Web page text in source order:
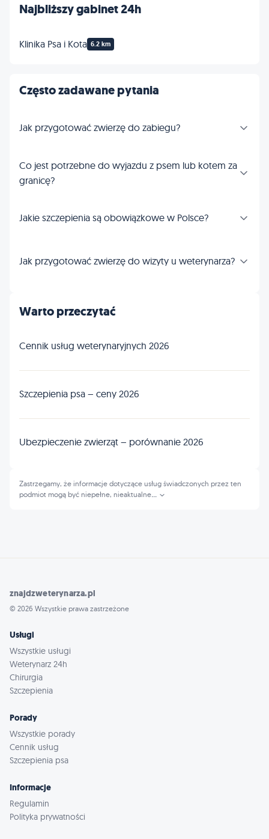
Najbliższy gabinet 24h
Klinika Psa i Kota 6.2 km
Często zadawane pytania
Jak przygotować zwierzę do zabiegu?
Co jest potrzebne do wyjazdu z psem lub kotem za
granicę?
Jakie szczepienia są obowiązkowe w Polsce?
Jak przygotować zwierzę do wizyty u weterynarza?
Warto przeczytać
Cennik usług weterynaryjnych 2026
Szczepienia psa – ceny 2026
Ubezpieczenie zwierząt – porównanie 2026
Zastrzegamy, że informacje dotyczące usług świadczonych przez ten
podmiot mogą być niepełne, nieaktualne
znajdzweterynarza.pl
© 2026 Wszystkie prawa zastrzeżone
Usługi
Wszystkie usługi
Weterynarz 24h
Chirurgia
Szczepienia
Porady
Wszystkie porady
Cennik usług
Szczepienia psa
Informacje
Regulamin
Polityka prywatności